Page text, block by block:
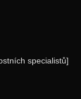
specialistů]